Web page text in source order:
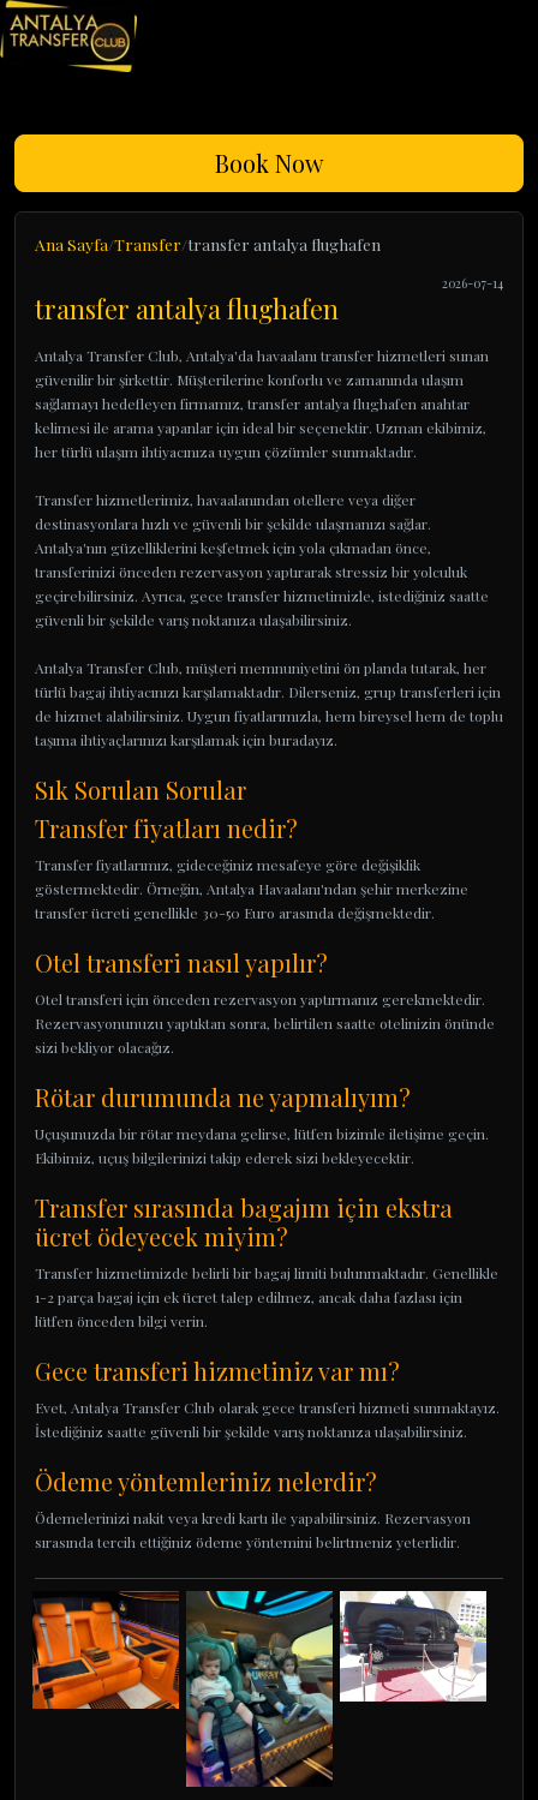
Book Now
Ana Sayfa Transfer transfer antalya flughafen
2026-07-14
transfer antalya flughafen
Antalya Transfer Club, Antalya'da havaalanı transfer hizmetleri sunan
güvenilir bir şirkettir. Müşterilerine konforlu ve zamanında ulaşım
sağlamayı hedefleyen firmamız, transfer antalya flughafen anahtar
kelimesi ile arama yapanlar için ideal bir seçenektir. Uzman ekibimiz,
her türlü ulaşım ihtiyacınıza uygun çözümler sunmaktadır.
Transfer hizmetlerimiz, havaalanından otellere veya diğer
destinasyonlara hızlı ve güvenli bir şekilde ulaşmanızı sağlar.
Antalya'nın güzelliklerini keşfetmek için yola çıkmadan önce,
transferinizi önceden rezervasyon yaptırarak stressiz bir yolculuk
geçirebilirsiniz. Ayrıca, gece transfer hizmetimizle, istediğiniz saatte
güvenli bir şekilde varış noktanıza ulaşabilirsiniz.
Antalya Transfer Club, müşteri memnuniyetini ön planda tutarak, her
türlü bagaj ihtiyacınızı karşılamaktadır. Dilerseniz, grup transferleri için
de hizmet alabilirsiniz. Uygun fiyatlarımızla, hem bireysel hem de toplu
taşıma ihtiyaçlarınızı karşılamak için buradayız.
Sık Sorulan Sorular
Transfer fiyatları nedir?
Transfer fiyatlarımız, gideceğiniz mesafeye göre değişiklik
göstermektedir. Örneğin, Antalya Havaalanı'ndan şehir merkezine
transfer ücreti genellikle 30-50 Euro arasında değişmektedir.
Otel transferi nasıl yapılır?
Otel transferi için önceden rezervasyon yaptırmanız gerekmektedir.
Rezervasyonunuzu yaptıktan sonra, belirtilen saatte otelinizin önünde
sizi bekliyor olacağız.
Rötar durumunda ne yapmalıyım?
Uçuşunuzda bir rötar meydana gelirse, lütfen bizimle iletişime geçin.
Ekibimiz, uçuş bilgilerinizi takip ederek sizi bekleyecektir.
Transfer sırasında bagajım için ekstra
ücret ödeyecek miyim?
Transfer hizmetimizde belirli bir bagaj limiti bulunmaktadır. Genellikle
1-2 parça bagaj için ek ücret talep edilmez, ancak daha fazlası için
lütfen önceden bilgi verin.
Gece transferi hizmetiniz var mı?
Evet, Antalya Transfer Club olarak gece transferi hizmeti sunmaktayız.
İstediğiniz saatte güvenli bir şekilde varış noktanıza ulaşabilirsiniz.
Ödeme yöntemleriniz nelerdir?
Ödemelerinizi nakit veya kredi kartı ile yapabilirsiniz. Rezervasyon
sırasında tercih ettiğiniz ödeme yöntemini belirtmeniz yeterlidir.